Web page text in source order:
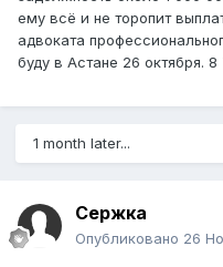
ему всё и не торопит
адвоката
буду в Астане 26 октября.
1 month later...
Сержка
Опубликовано 26